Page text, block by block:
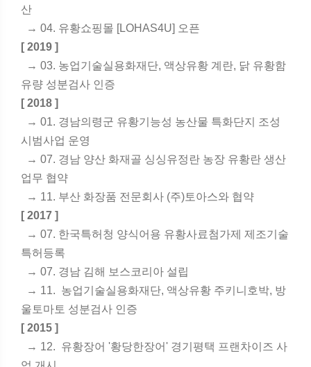
산
→ 04. 유황쇼핑몰 [LOHAS4U] 오픈
[ 2019 ]
→ 03. 농업기술실용화재단, 액상유황 계란, 닭 유황함
유량 성분검사 인증
[ 2018 ]
→ 01. 경남의령군 유황기능성 농산물 특화단지 조성
시범사업 운영
→ 07. 경남 양산 화재골 싱싱유정란 농장 유황란 생산
업무 협약
→ 11. 부산 화장품 전문회사 (주)토아스와 협약
[ 2017 ]
→ 07. 한국특허청 양식어용 유황사료첨가제 제조기술
특허등록
→ 07. 경남 김해 보스코리아 설립
→ 11. 농업기술실용화재단, 액상유황 주키니호박, 방
울토마토 성분검사 인증
[ 2015 ]
→ 12. 유황장어 '황당한장어' 경기평택 프랜차이즈 사